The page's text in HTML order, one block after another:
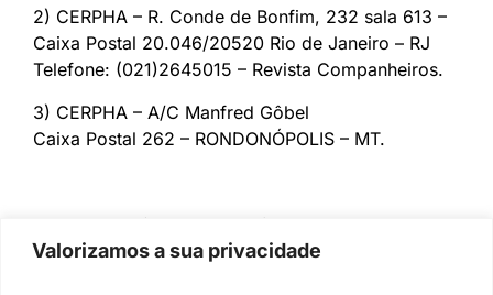
Valorizamos a sua privacidade
2) CERPHA – R. Conde de Bonfim, 232 sala 613 –
Caixa Postal 20.046/20520 Rio de Janeiro – RJ
Telefone: (021)2645015 – Revista Companheiros.
3) CERPHA – A/C Manfred Gôbel
Caixa Postal 262 – RONDONÓPOLIS – MT.
5. Subsídios Litúrgicos
1. Confissão de pecados: Pai misericordioso.